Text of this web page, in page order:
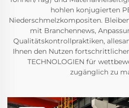
hohlen konjugierten
Niederschmelzkompositen.
mit Branchennews,
Qualitätskontrollpraktiken,
Ihnen den Nutzen
TECHNOLOGIEN für
zugänglich zu